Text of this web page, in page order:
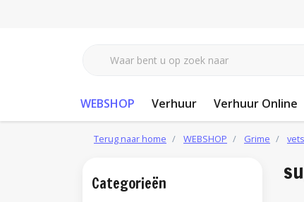
WEBSHOP Verhuur Verhuur Online
Terug naar home WEBSHOP Grime
Categorieën